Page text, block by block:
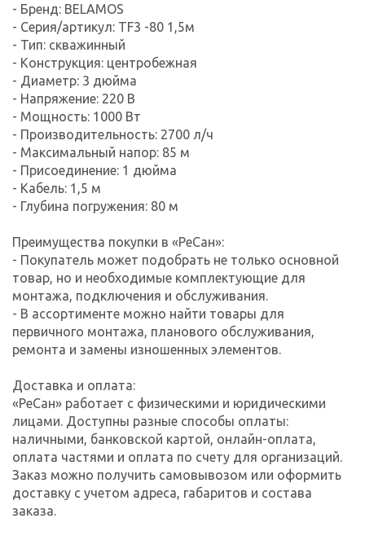
- Бренд: BELAMOS
- Серия/артикул: TF3 -80 1,5м
- Тип: скважинный
- Конструкция: центробежная
- Диаметр: 3 дюйма
- Напряжение: 220 В
- Мощность: 1000 Вт
- Производительность: 2700 л/ч
- Максимальный напор: 85 м
- Присоединение: 1 дюйма
- Кабель: 1,5 м
- Глубина погружения: 80 м
Преимущества покупки в «РеСан»:
- Покупатель может подобрать не только основной
товар, но и необходимые комплектующие для
монтажа, подключения и обслуживания.
- В ассортименте можно найти товары для
первичного монтажа, планового обслуживания,
ремонта и замены изношенных элементов.
Доставка и оплата:
«РеСан» работает с физическими и юридическими
лицами. Доступны разные способы оплаты:
наличными, банковской картой, онлайн-оплата,
оплата частями и оплата по счету для организаций.
Заказ можно получить самовывозом или оформить
доставку с учетом адреса, габаритов и состава
заказа.